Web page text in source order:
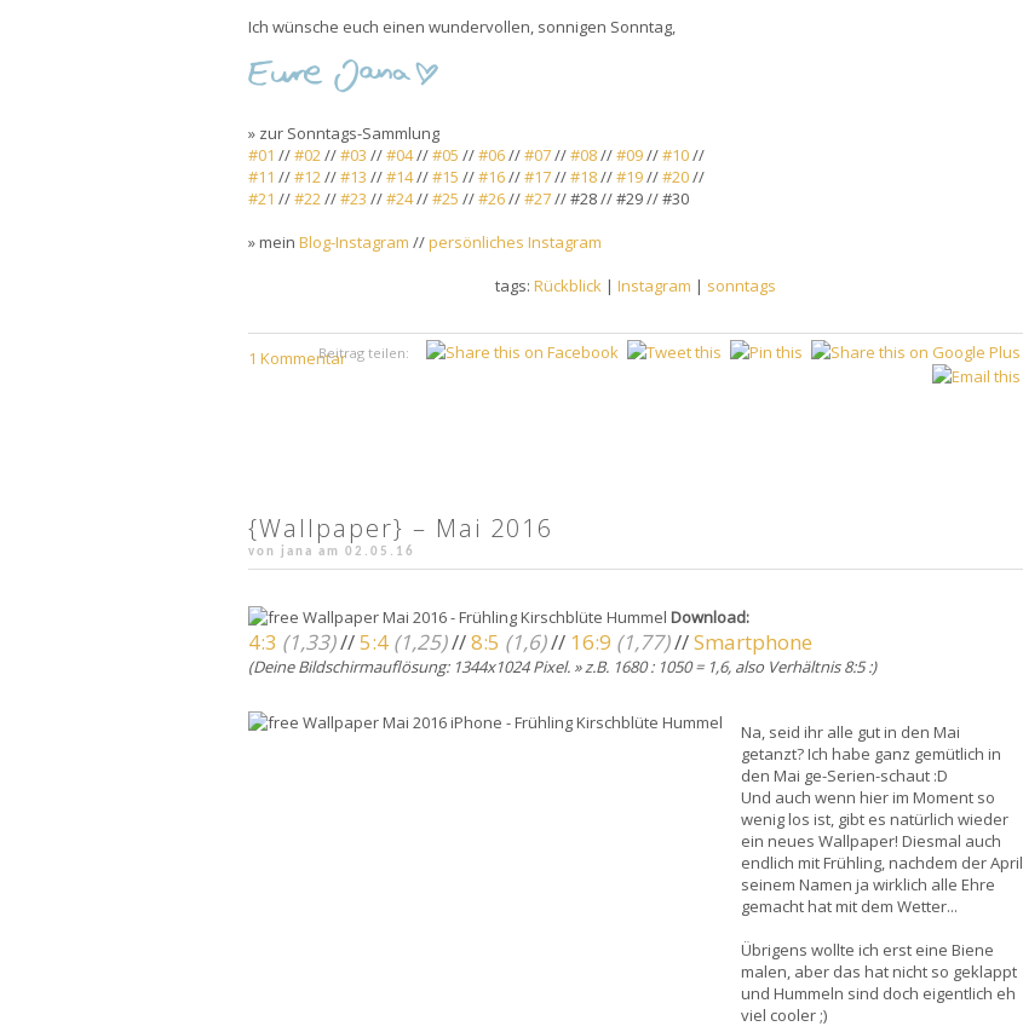
Ich wünsche euch einen wundervollen, sonnigen Sonntag,
» zur Sonntags-Sammlung
#01 //#02//#03 //#04//#05 //#06//#07//#08//#09//#10//
#11 //#12//#13 //#14//#15 //#16//#17//#18//#19//#20//
#21 //#22//#23 //#24//#25 //#26//#27// #28 // #29 // #30
» mein Blog-Instagram //persönliches Instagram
tags: Rückblick| Instagram | sonntags
1 KommentarBeitrag teilen:
{Wallpaper} – Mai 2016
von jana am 02.05.16
Download:
4:3 (1,33)//5:4 (1,25)//8:5 (1,6)// 16:9 (1,77)//Smartphone
(Deine Bildschirmauflösung: 1344x1024Pixel. » z.B. 1680 : 1050 = 1,6, also Verhältnis 8:5 :)
Na, seid ihr alle gut in den Mai
getanzt? Ich habe ganz gemütlich in
den Mai ge-Serien-schaut :D
Und auch wenn hier im Moment so
wenig los ist, gibt es natürlich wieder
ein neues Wallpaper! Diesmal auch
endlich mit Frühling, nachdem der April
seinem Namen ja wirklich alle Ehre
gemacht hat mit dem Wetter...
Übrigens wollte ich erst eine Biene
malen, aber das hat nicht so geklappt
und Hummeln sind doch eigentlich eh
viel cooler ;)